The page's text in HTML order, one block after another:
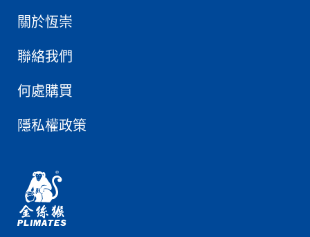
關於恆崇
聯絡我們
何處購買
隱私權政策